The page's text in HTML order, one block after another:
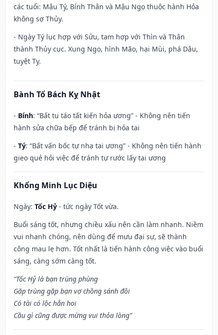
các tuổi: Mậu Tý, Bính Thân và Mậu Ngọ thuộc hành Hỏa
không sợ Thủy.
- Ngày Tý lục hợp với Sửu, tam hợp với Thìn và Thân
thành Thủy cục. Xung Ngọ, hình Mão, hại Mùi, phá Dậu,
tuyệt Tỵ.
Bành Tổ Bách Kỵ Nhật
- Bính: “Bất tu táo tất kiến hỏa ương” - Không nên tiến
hành sửa chữa bếp để tránh bị hỏa tai
- Tý: “Bất vấn bốc tự nhạ tai ương” - Không nên tiến hành
gieo quẻ hỏi việc để tránh tự rước lấy tai ương
Khổng Minh Lục Diệu
Ngày: Tốc Hỷ - tức ngày Tốt vừa.
Buổi sáng tốt, nhưng chiều xấu nên cần làm nhanh. Niềm
vui nhanh chóng, nên dùng để mưu đại sự, sẽ thành
công mau lẹ hơn. Tốt nhất là tiến hành công việc vào buổi
sáng, càng sớm càng tốt.
“Tốc Hỷ là bạn trùng phùng
Gặp trùng gặp bạn vợ chồng sánh đôi
Có tài có lộc hẳn hoi
Cầu gì cũng được mừng vui thỏa lòng”